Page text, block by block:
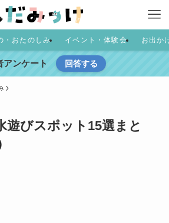
・おたのしみ イベント・体験会 お出か
アンケート 回答する
遊びスポット15選まと